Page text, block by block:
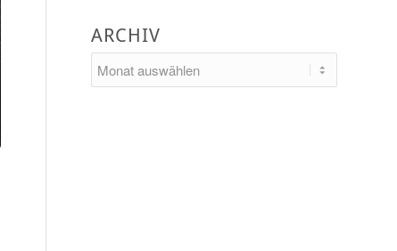
ARCHIV